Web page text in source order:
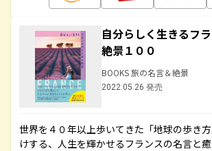
自分らしく生きるフ
絶景１００
BOOKS 旅の名言＆絶景
2022.05.26 発売
世界を４０年以上歩いてきた「地球の歩き
けする、人生を輝かせるフランスの名言と